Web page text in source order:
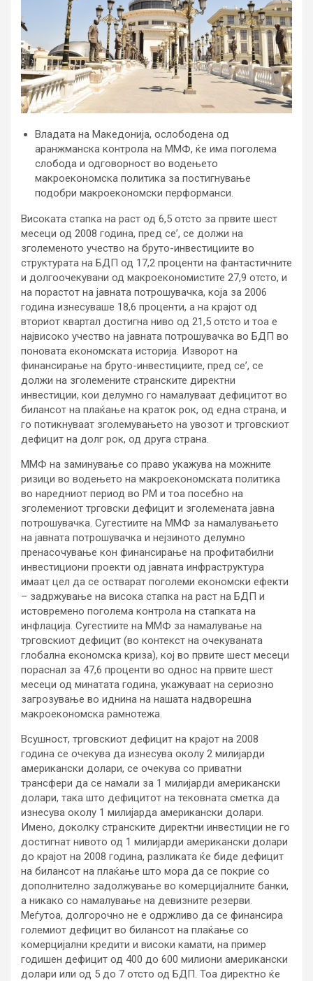
Владата на Македонија, ослободена од
аранжманска контрола на ММФ, ќе има поголема
слобода и одговорност во водењето
макроекономска политика за постигнување
подобри макроекономски перформанси.
Високата стапка на раст од 6,5 отсто за првите шест
месеци од 2008 година, пред се’, се должи на
зголеменото учество на бруто-инвестициите во
структурата на БДП од 17,2 проценти на фантастичните
и долгоочекувани од макроекономистите 27,9 отсто, и
на порастот на јавната потрошувачка, која за 2006
година изнесуваше 18,6 проценти, а на крајот од
вториот квартал достигна ниво од 21,5 отсто и тоа е
највисоко учество на јавната потрошувачка во БДП во
поновата економската историја. Изворот на
финансирање на бруто-инвестициите, пред се’, се
должи на зголемените странските директни
инвестиции, кои делумно го намалуваат дефицитот во
билансот на плаќање на краток рок, од една страна, и
го потикнуваат зголемувањето на увозот и трговскиот
дефицит на долг рок, од друга страна.
ММФ на заминување со право укажува на можните
ризици во водењето на макроекономската политика
во наредниот период во РМ и тоа посебно на
зголемениот трговски дефицит и зголемената јавна
потрошувачка. Сугестиите на ММФ за намалувањето
на јавната потрошувачка и нејзиното делумно
пренасочување кон финансирање на профитабилни
инвестициони проекти од јавната инфраструктура
имаат цел да се остварат поголеми економски ефекти
– задржување на висока стапка на раст на БДП и
истовремено поголема контрола на стапката на
инфлација. Сугестиите на ММФ за намалување на
трговскиот дефицит (во контекст на очекуваната
глобална економска криза), кој во првите шест месеци
пораснал за 47,6 проценти во однос на првите шест
месеци од минатата година, укажуваат на сериозно
загрозување во иднина на нашата надворешна
макроекономска рамнотежа.
Всушност, трговскиот дефицит на крајот на 2008
година се очекува да изнесува околу 2 милијарди
американски долари, се очекува со приватни
трансфери да се намали за 1 милијарди американски
долари, така што дефицитот на тековната сметка да
изнесува околу 1 милијарда американски долари.
Имено, доколку странските директни инвестиции не го
достигнат нивото од 1 милијарди американски долари
до крајот на 2008 година, разликата ќе биде дефицит
на билансот на плаќање што мора да се покрие со
дополнително задолжување во комерцијалните банки,
а никако со намалување на девизните резерви.
Меѓутоа, долгорочно не е одржливо да се финансира
големиот дефицит во билансот на плаќање со
комерцијални кредити и високи камати, на пример
годишен дефицит од 400 до 600 милиони американски
долари или од 5 до 7 отсто од БДП. Тоа директно ќе